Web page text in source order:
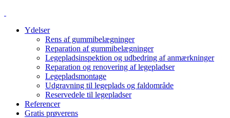
Ydelser
Rens af gummibelægninger
Reparation af gummibelægninger
Legepladsinspektion og udbedring af anmærkninger
Reparation og renovering af legepladser
Legepladsmontage
Udgravning til legeplads og faldområde
Reservedele til legepladser
Referencer
Gratis prøverens